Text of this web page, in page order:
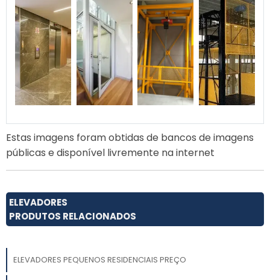
Estas imagens foram obtidas de bancos de imagens
públicas e disponível livremente na internet
ELEVADORES
PRODUTOS RELACIONADOS
ELEVADORES PEQUENOS RESIDENCIAIS PREÇO